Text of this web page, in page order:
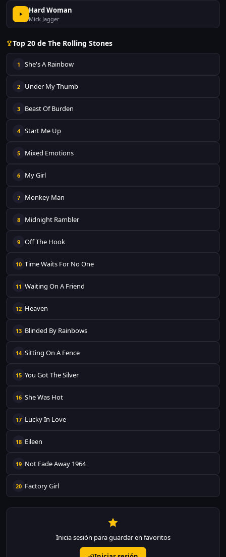
Hard Woman
Mick Jagger
Top 20 de The Rolling Stones
1 She's A Rainbow
2 Under My Thumb
3 Beast Of Burden
4 Start Me Up
5 Mixed Emotions
6 My Girl
7 Monkey Man
8 Midnight Rambler
9 Off The Hook
10 Time Waits For No One
11 Waiting On A Friend
12 Heaven
13 Blinded By Rainbows
14 Sitting On A Fence
15 You Got The Silver
16 She Was Hot
17 Lucky In Love
18 Eileen
19 Not Fade Away 1964
20 Factory Girl
Inicia sesión para guardar en favoritos